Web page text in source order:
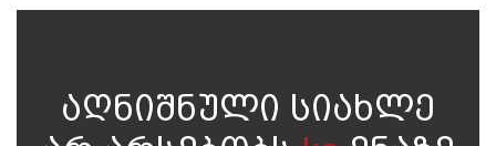
აღნიშნული სიახლე